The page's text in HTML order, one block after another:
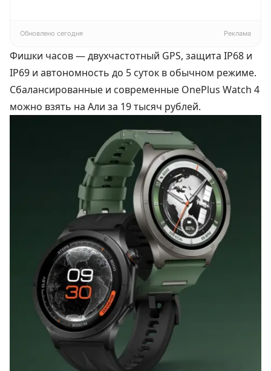
Обновлено сегодня Реклама
Фишки часов — двухчастотный GPS, защита IP68 и
IP69 и автономность до 5 суток в обычном режиме.
Сбалансированные и современные OnePlus Watch 4
можно взять на Али за 19 тысяч рублей.